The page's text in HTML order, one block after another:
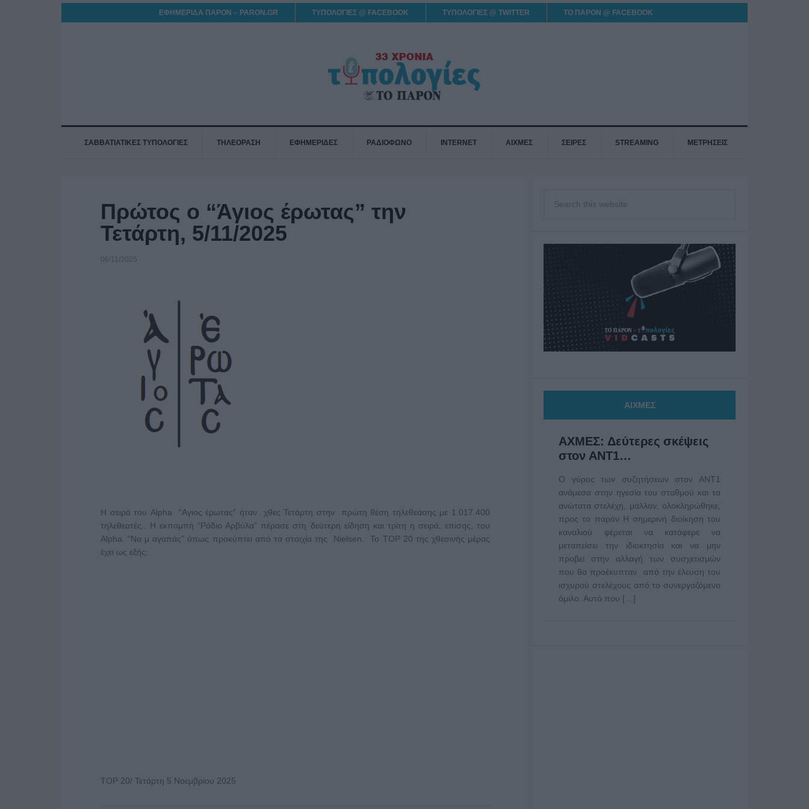
ΕΦΗΜΕΡΙΔΑ ΠΑΡΟΝ – PARON.GR ΤΥΠΟΛΟΓΙΕΣ @ FACEBOOK ΤΥΠΟΛΟΓΙΕΣ @ TWITTER ΤΟ ΠΑΡΟΝ @ FACEBOOK
ΣΑΒΒΑΤΙΑΤΙΚΕΣ ΤΥΠΟΛΟΓΙΕΣ ΤΗΛΕΟΡΑΣΗ ΕΦΗΜΕΡΙΔΕΣ ΡΑΔΙΟΦΩΝΟ INTERNET ΑΙΧΜΕΣ ΣΕΙΡΕΣ STREAMING ΜΕΤΡΗΣΕΙΣ
Πρώτος ο “Άγιος έρωτας” την
Τετάρτη, 5/11/2025
06/11/2025
Η σειρά του Alpha “Αγιος έρωτας” ήταν χθες Τετάρτη στην πρώτη θέση τηλεθεάσης με 1.017.400
τηλεθεατές.. Η εκπομπή “Ράδιο Αρβύλα” πέρασε στη δεύτερη είδηση και τρίτη η σειρά, επίσης, του
Alpha. “Να μ αγαπάς” όπως προκύπτει από τα στοιχία της Nielsen. Το TOP 20 της χθεσινής μέρας
έχει ως εξής:
TOP 20/ Τετάρτη 5 Νοεμβρίου 2025
ΑΙΧΜΕΣ
ΑΧΜΕΣ: Δεύτερες σκέψεις
στον ΑΝΤ1…
Ο γύρος των συζητήσεων στον ΑΝΤ1
ανάμεσα στην ηγεσία του σταθμού και τα
ανώτατα στελέχη, μάλλον, ολοκληρώθηκε,
προς το παρόν Η σημερινή διοίκηση του
καναλιού φέρεται να κατάφερε να
μεταπείσει την ιδιοκτησία και να μην
προβεί στην αλλαγή των συσχετισμών
που θα προέκυπταν από την έλευση του
ισχυρού στελέχους από το συνεργαζόμενο
όμιλο. Αυτό που […]